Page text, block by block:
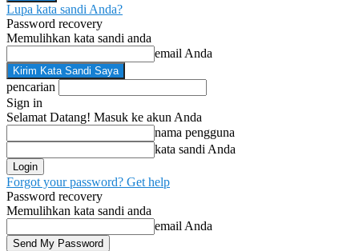
Lupa kata sandi Anda?
Password recovery
Memulihkan kata sandi anda
email Anda
pencarian
Sign in
Selamat Datang! Masuk ke akun Anda
nama pengguna
kata sandi Anda
Forgot your password? Get help
Password recovery
Memulihkan kata sandi anda
email Anda